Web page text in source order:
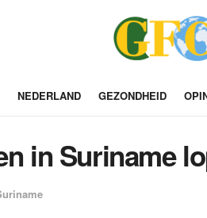
NEDERLAND GEZONDHEID
in Suriname